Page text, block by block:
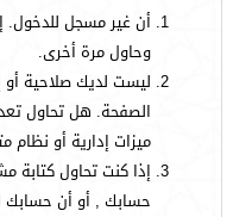
أن غير مسجل للدخول.
وحاول مرة أخرى.
ليست لديك صلاحية أو
الصفحة. هل تحاول
ميزات إدارية أو نظام
إذا كنت تحاول كتابة
حسابك , أو أن حسابك